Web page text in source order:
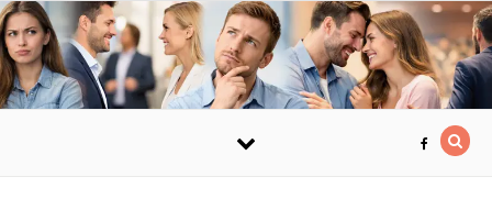
Skip to content